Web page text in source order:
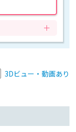
3Dビュー・動画あり